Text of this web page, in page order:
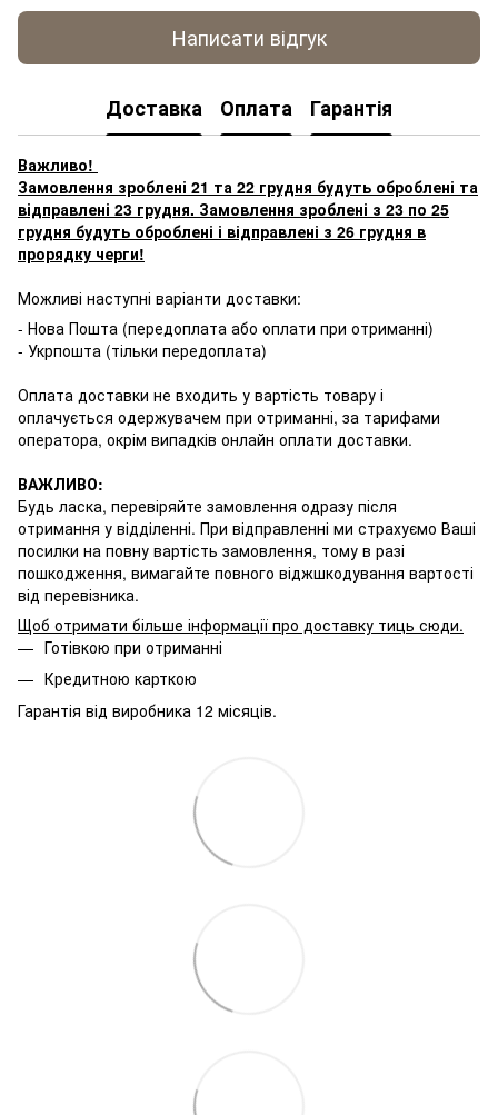
Написати відгук
Доставка Оплата Гарантія
Важливо!
Замовлення зроблені 21 та 22 грудня будуть оброблені та
відправлені 23 грудня. Замовлення зроблені з 23 по 25
грудня будуть оброблені і відправлені з 26 грудня в
прорядку черги!
Можливі наступні варіанти доставки:
- Нова Пошта (передоплата або оплати при отриманні)
- Укрпошта (тільки передоплата)
Оплата доставки не входить у вартість товару і
оплачується одержувачем при отриманні, за тарифами
оператора, окрім випадків онлайн оплати доставки.
ВАЖЛИВО:
Будь ласка, перевіряйте замовлення одразу після
отримання у відділенні. При відправленні ми страхуємо Ваші
посилки на повну вартість замовлення, тому в разі
пошкодження, вимагайте повного віджшкодування вартості
від перевізника.
Щоб отримати більше інформації про доставку тиць сюди.
Готівкою при отриманні
Кредитною карткою
Гарантія від виробника 12 місяців.